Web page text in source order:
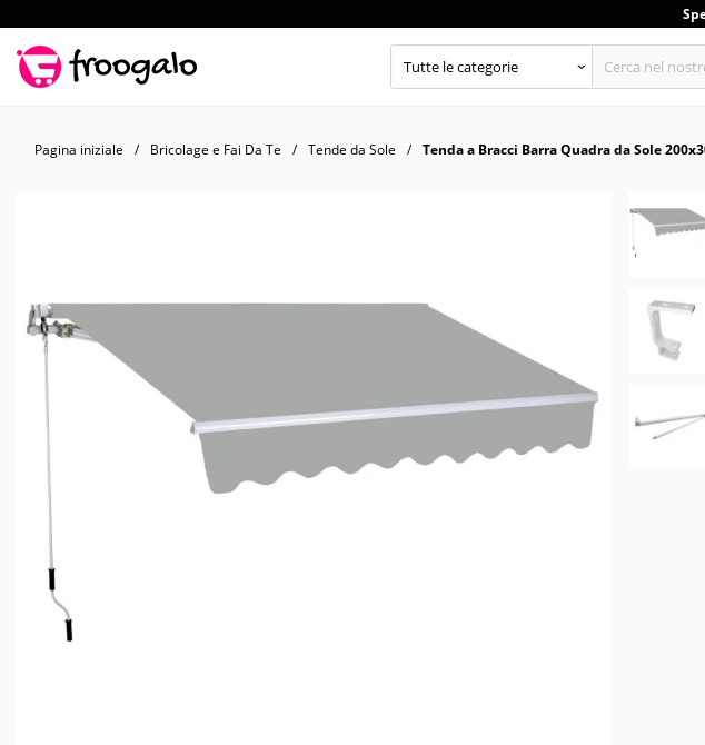
Pagina iniziale Bricolage e Fai Da Te Tende da Sole Tenda a Bracci Barra Quadra da Sole